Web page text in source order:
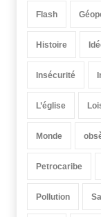
Flash
Histoire
Insécurité
L’église
Monde
Petrocaribe
Pollution